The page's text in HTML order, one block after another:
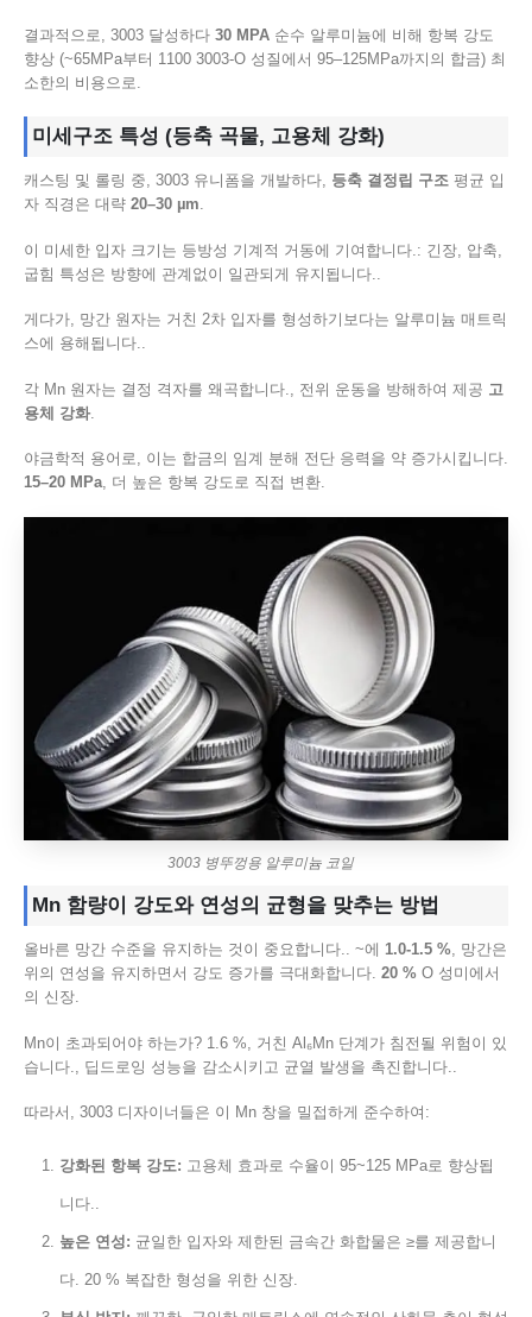
결과적으로, 3003 달성하다 30 MPA 순수 알루미늄에 비해 항복 강도
향상 (~65MPa부터 1100 3003‑O 성질에서 95–125MPa까지의 합금) 최
소한의 비용으로.
미세구조 특성 (등축 곡물, 고용체 강화)
캐스팅 및 롤링 중, 3003 유니폼을 개발하다, 등축 결정립 구조 평균 입
자 직경은 대략 20–30 µm.
이 미세한 입자 크기는 등방성 기계적 거동에 기여합니다.: 긴장, 압축,
굽힘 특성은 방향에 관계없이 일관되게 유지됩니다..
게다가, 망간 원자는 거친 2차 입자를 형성하기보다는 알루미늄 매트릭
스에 용해됩니다..
각 Mn 원자는 결정 격자를 왜곡합니다., 전위 운동을 방해하여 제공 고
용체 강화.
야금학적 용어로, 이는 합금의 임계 분해 전단 응력을 약 증가시킵니다.
15–20 MPa, 더 높은 항복 강도로 직접 변환.
3003 병뚜껑용 알루미늄 코일
Mn 함량이 강도와 연성의 균형을 맞추는 방법
올바른 망간 수준을 유지하는 것이 중요합니다.. ~에 1.0-1.5 %, 망간은
위의 연성을 유지하면서 강도 증가를 극대화합니다. 20 % O 성미에서
의 신장.
Mn이 초과되어야 하는가? 1.6 %, 거친 Al₆Mn 단계가 침전될 위험이 있
습니다., 딥드로잉 성능을 감소시키고 균열 발생을 촉진합니다..
따라서, 3003 디자이너들은 이 Mn 창을 밀접하게 준수하여:
강화된 항복 강도: 고용체 효과로 수율이 95~125 MPa로 향상됩
니다..
높은 연성: 균일한 입자와 제한된 금속간 화합물은 ≥를 제공합니
다. 20 % 복잡한 형성을 위한 신장.